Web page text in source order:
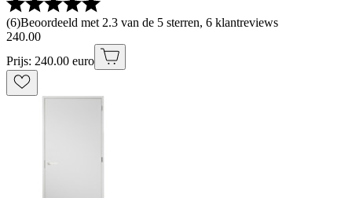
(6)Beoordeeld met 2.3 van de 5 sterren, 6 klantreviews
240.00
Prijs: 240.00 euro